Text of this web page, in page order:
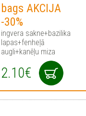
bags AKCIJA
-30%
ingvera sakne+bazilika
lapas+fenheļā
augli+kanēļu miza
2.10€